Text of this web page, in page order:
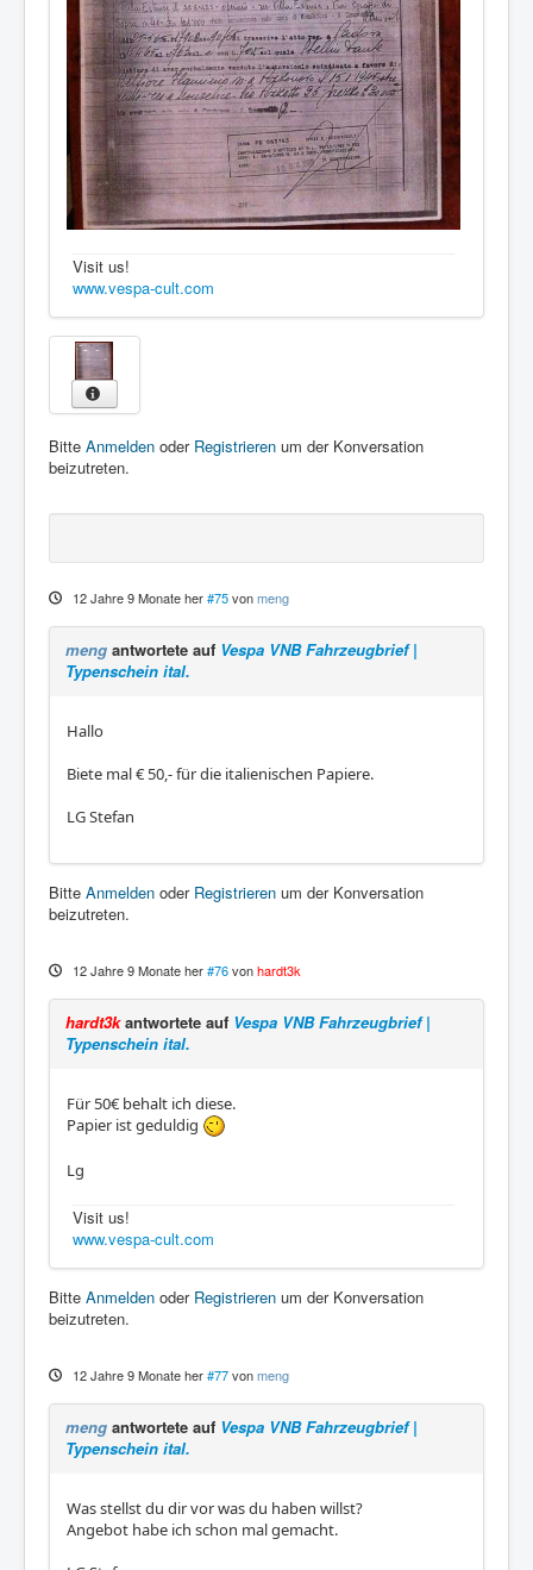
Visit us!
www.vespa-cult.com
Bitte Anmelden oder Registrieren um der Konversation
beizutreten.
12 Jahre 9 Monate her #75 vonmeng
meng antwortete auf Vespa VNB Fahrzeugbrief |
Typenschein ital.
Hallo
Biete mal € 50,- für die italienischen Papiere.
LG Stefan
Bitte Anmelden oder Registrieren um der Konversation
beizutreten.
12 Jahre 9 Monate her #76 vonhardt3k
hardt3kantwortete auf Vespa VNB Fahrzeugbrief |
Typenschein ital.
Für 50€ behalt ich diese.
Papier ist geduldig
Lg
Visit us!
www.vespa-cult.com
Bitte Anmelden oder Registrieren um der Konversation
beizutreten.
12 Jahre 9 Monate her #77 vonmeng
meng antwortete auf Vespa VNB Fahrzeugbrief |
Typenschein ital.
Was stellst du dir vor was du haben willst?
Angebot habe ich schon mal gemacht.